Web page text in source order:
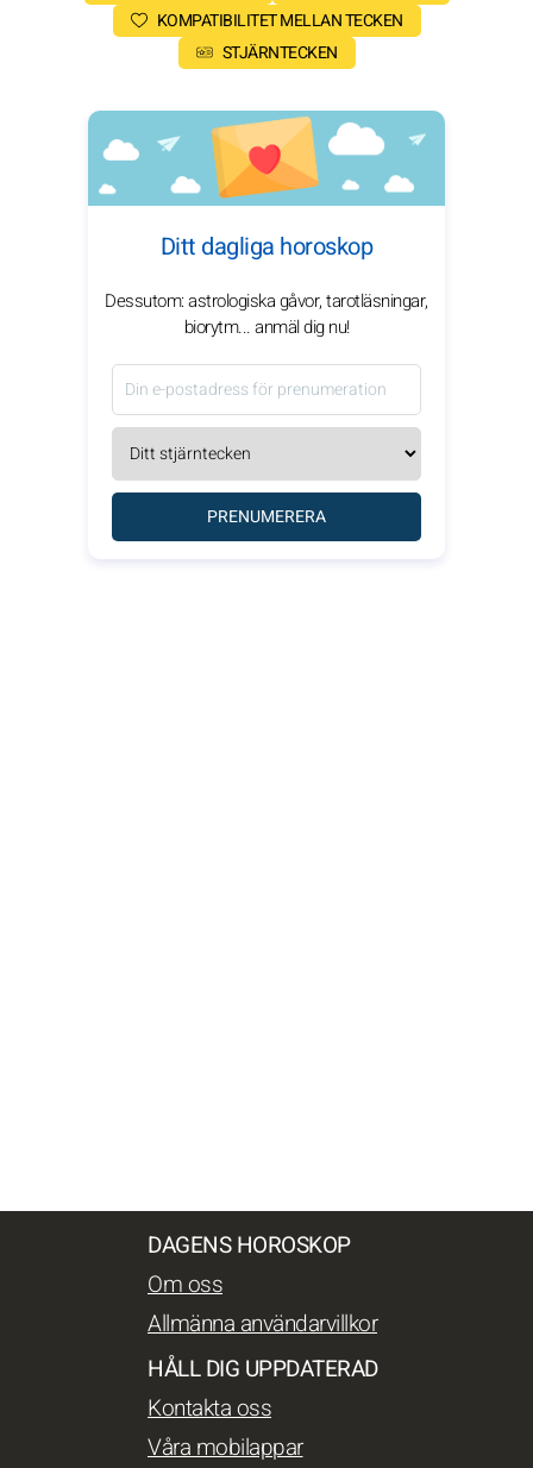
KOMPATIBILITET MELLAN TECKEN
STJÄRNTECKEN
Ditt dagliga horoskop
Dessutom: astrologiska gåvor, tarotläsningar,
biorytm... anmäl dig nu!
PRENUMERERA
DAGENS HOROSKOP
Om oss
Allmänna användarvillkor
HÅLL DIG UPPDATERAD
Kontakta oss
Våra mobilappar